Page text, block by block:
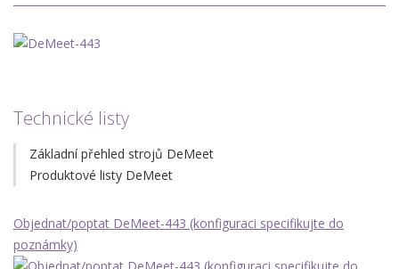
Technické listy
Základní přehled strojů DeMeet
Produktové listy DeMeet
Objednat/poptat DeMeet-443 (konfiguraci specifikujte do
poznámky)